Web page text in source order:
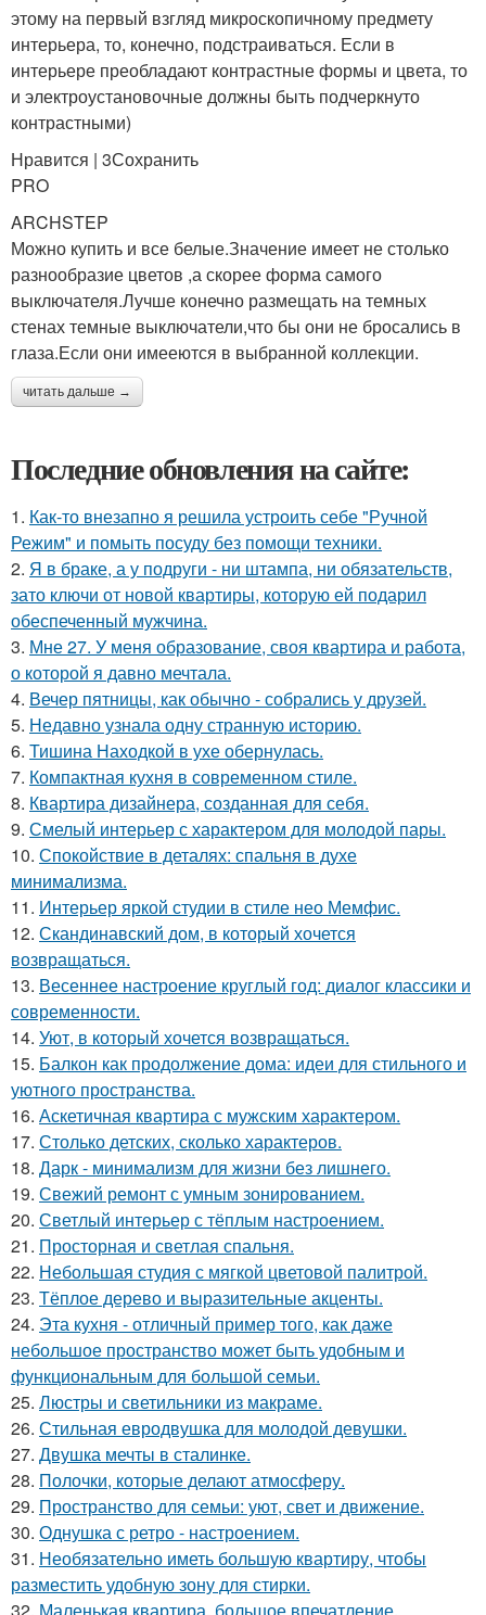
этому на первый взгляд микроскопичному предмету
интерьера, то, конечно, подстраиваться. Если в
интерьере преобладают контрастные формы и цвета, то
и электроустановочные должны быть подчеркнуто
контрастными)
Нравится | 3Сохранить
PRO
ARCHSTEP
Можно купить и все белые.Значение имеет не столько
разнообразие цветов ,а скорее форма самого
выключателя.Лучше конечно размещать на темных
стенах темные выключатели,что бы они не бросались в
глаза.Если они имееются в выбранной коллекции.
читать дальше →
Последние обновления на сайте:
1. Как-то внезапно я решила устроить себе "Ручной
Режим" и помыть посуду без помощи техники.
2. Я в браке, а у подруги - ни штампа, ни обязательств,
зато ключи от новой квартиры, которую ей подарил
обеспеченный мужчина.
3. Мне 27. У меня образование, своя квартира и работа,
о которой я давно мечтала.
4. Вечер пятницы, как обычно - собрались у друзей.
5. Недавно узнала одну странную историю.
6. Тишина Находкой в ухе обернулась.
7. Компактная кухня в современном стиле.
8. Квартира дизайнера, созданная для себя.
9. Смелый интерьер с характером для молодой пары.
10. Спокойствие в деталях: спальня в духе
минимализма.
11. Интерьер яркой студии в стиле нео Мемфис.
12. Скандинавский дом, в который хочется
возвращаться.
13. Весеннее настроение круглый год: диалог классики и
современности.
14. Уют, в который хочется возвращаться.
15. Балкон как продолжение дома: идеи для стильного и
уютного пространства.
16. Аскетичная квартира с мужским характером.
17. Столько детских, сколько характеров.
18. Дарк - минимализм для жизни без лишнего.
19. Свежий ремонт с умным зонированием.
20. Светлый интерьер с тёплым настроением.
21. Просторная и светлая спальня.
22. Небольшая студия с мягкой цветовой палитрой.
23. Тёплое дерево и выразительные акценты.
24. Эта кухня - отличный пример того, как даже
небольшое пространство может быть удобным и
функциональным для большой семьи.
25. Люстры и светильники из макраме.
26. Стильная евродвушка для молодой девушки.
27. Двушка мечты в сталинке.
28. Полочки, которые делают атмосферу.
29. Пространство для семьи: уют, свет и движение.
30. Однушка с ретро - настроением.
31. Необязательно иметь большую квартиру, чтобы
разместить удобную зону для стирки.